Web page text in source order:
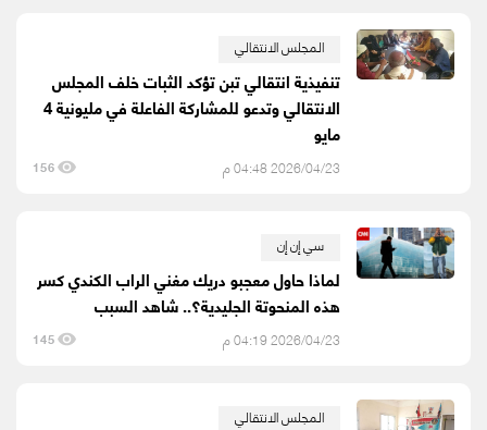
المجلس الانتقالي
تنفيذية انتقالي تبن تؤكد الثبات خلف المجلس
الانتقالي وتدعو للمشاركة الفاعلة في مليونية 4
مايو
2026/04/23 04:48 م 156
سي إن إن
لماذا حاول معجبو دريك مغني الراب الكندي كسر
هذه المنحوتة الجليدية؟.. شاهد السبب
2026/04/23 04:19 م 145
المجلس الانتقالي